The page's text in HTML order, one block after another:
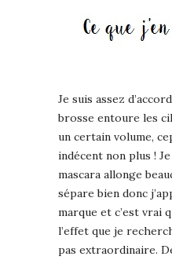
Je suis assez
brosse entoure les
un certain volume,
indécent non plus !
mascara allonge
sépare bien donc
marque et c’est vrai
l’effet que je
pas extraordinaire.